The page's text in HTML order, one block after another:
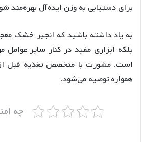
برای دستیابی به وزن ایده‌آل بهره‌مند
به یاد داشته باشید که انجیر خشک
بلکه ابزاری مفید در کنار سایر
است. مشورت با متخصص تغذیه قبل
همواره توصیه می‌شود.
چه